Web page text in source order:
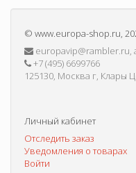
© www.europa-shop.ru,
europavip@rambler.ru,
+7 (495) 6699766
125130, Москва г, Клары
Личный кабинет
Отследить заказ
Уведомления о товарах
Войти